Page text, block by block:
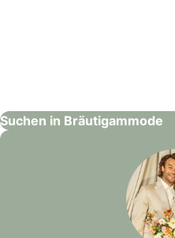
Suchen in Bräutigammode